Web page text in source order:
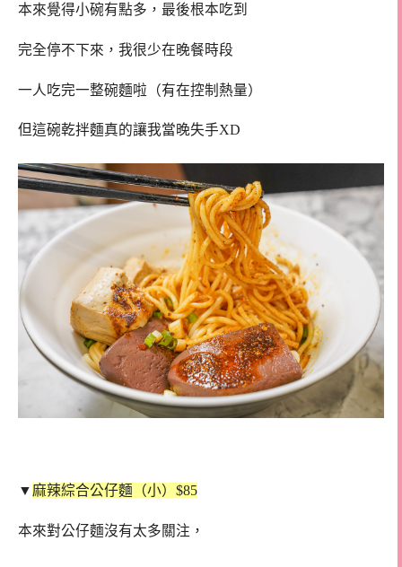
本來覺得小碗有點多，最後根本吃到
完全停不下來，我很少在晚餐時段
一人吃完一整碗麵啦（有在控制熱量）
但這碗乾拌麵真的讓我當晚失手XD
▼ 麻辣綜合公仔麵（小）$85
本來對公仔麵沒有太多關注，